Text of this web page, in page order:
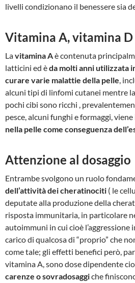
livelli condizionano il benessere sia
Vitamina A, vitamina D
Lavitamina Aè contenuta
latticini ed èda molti anni utilizzata
curare varie malattie della pelle,
alcuni tipi di linfomi cutanei mentre la
pochi cibi sono ricchi ,
pesce, alcuni funghi e formaggi,
nella pelle come conseguenza
Attenzione al dosaggio
Entrambe svolgono un ruolo
dell’attività dei cheratinociti ( le
deputate alla produzione della
risposta immunitaria, in particolare
autoimmuni in cui cioè l’aggressione
carico di qualcosa di “proprio” che
come tale; gli effetti benefici però,
vitamina A, sono dose dipendente
carenze o sovradosaggiche